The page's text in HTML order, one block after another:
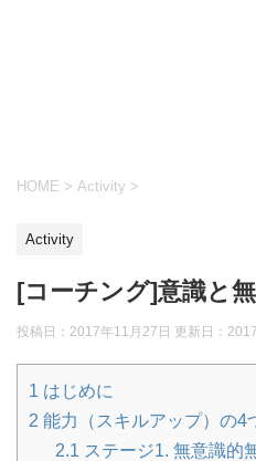
HOME > Activity >
Activity
[コーチング]意識と
投稿日：2017年11月27日 更新日：
1 はじめに
2 能力（スキルアップ）の4
2.1 ステージ1. 無意識的